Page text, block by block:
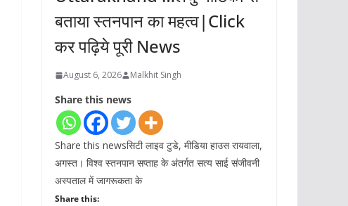
बताया स्तनपान का महत्व|Click
कर पढ़िये पूरी News
August 6, 2026 Malkhit Singh
Share this news
Share this newsसिटी लाइव टुडे, मीडिया हाउस रायवाला,
अगस्त। विश्व स्तनपान सप्ताह के अंतर्गत सत्य साई संजीवनी
अस्पताल में जागरूकता के
Share this: